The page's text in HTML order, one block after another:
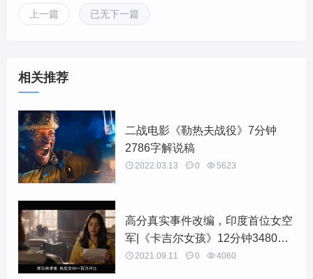
上一篇 已无下一篇
相关推荐
二战电影《勒热夫战役》7分钟
2786字解说稿
 2022.03.13 0 5623
高分真实事件改编，印度首位女空
军|《卡吉尔女孩》12分钟3480字
解说稿
 2021.09.11 0 4060